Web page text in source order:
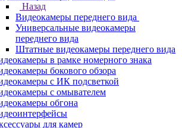
Назад
Видеокамеры переднего вида
Универсальные видеокамеры
переднего вида
Штатные видеокамеры переднего вида
в рамке номерного знака
бокового обзора
с ИК подсветкой
с омывателем
обгона
для камер